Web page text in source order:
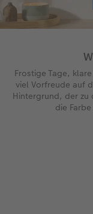
Frostige Tage,
viel Vorfreude auf
Hintergrund, der zu
die